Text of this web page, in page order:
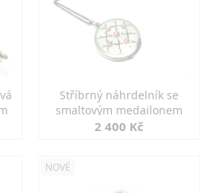
Stříbrný náhrdelník se
smaltovým medailonem
2 400 Kč
NOVÉ